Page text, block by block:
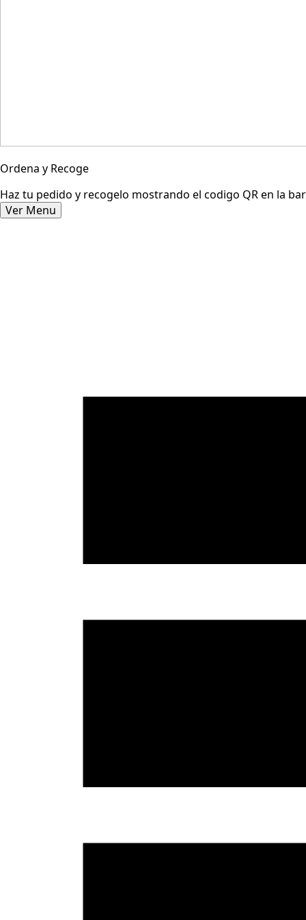
Ordena y Recoge
Haz tu pedido y recogelo mostrando el codigo QR en la
Ver Menu